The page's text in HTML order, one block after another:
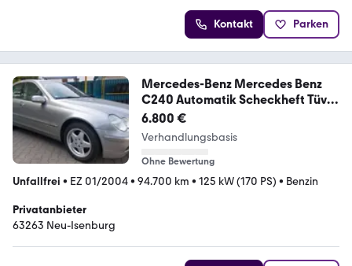
Kontakt Parken
Mercedes-Benz Mercedes Benz
C240 Automatik Scheckheft Tüv
Neu
6.800 €
Verhandlungsbasis
Ohne Bewertung
Unfallfrei • EZ 01/2004• 94.700 km • 125 kW (170 PS) • Benzin
Privatanbieter
63263 Neu-Isenburg